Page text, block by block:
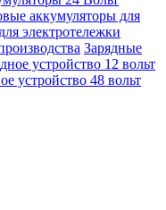
аккумуляторы для
электротележки
Зарядные
устройство 12 вольт
устройство 48 вольт